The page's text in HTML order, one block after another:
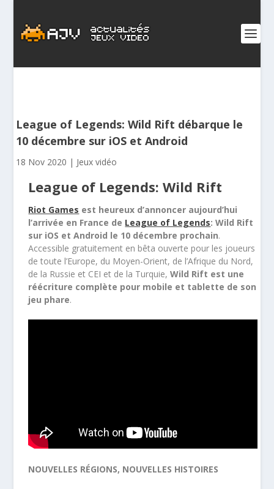
League of Legends: Wild Rift débarque le
10 décembre sur iOS et Android
18 Nov 2020 | Jeux vidéo
League of Legends: Wild Rift
Riot Games est heureux d’annoncer aujourd’hui
l’arrivée en France de League of Legends: Wild Rift
sur iOS et Android le 10 décembre prochain.
Accessible gratuitement en bêta ouverte pour les joueurs
de toute l’Europe, du Moyen-Orient, de l’Afrique du Nord,
de la Russie et CEI et de la Turquie,Wild Rift est une
réécriture complète pour mobile et tablette de son
jeu phare.
NOUVELLES RÉGIONS, NOUVELLES HISTOIRES